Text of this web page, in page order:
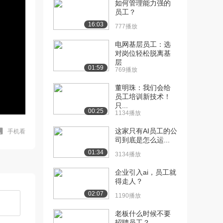
手机看
16:03
如何管理能力强的
员工？
777播放
01:59
电网基层员工：选
对岗位轻松脱离基
层
769播放
00:25
董明珠：我们会给
员工培训新技术！
只...
1134播放
01:34
这家只有AI员工的公
司到底是怎么运...
3134播放
02:07
企业引入ai，员工就
得走人？
1190播放
老板什么时候不要